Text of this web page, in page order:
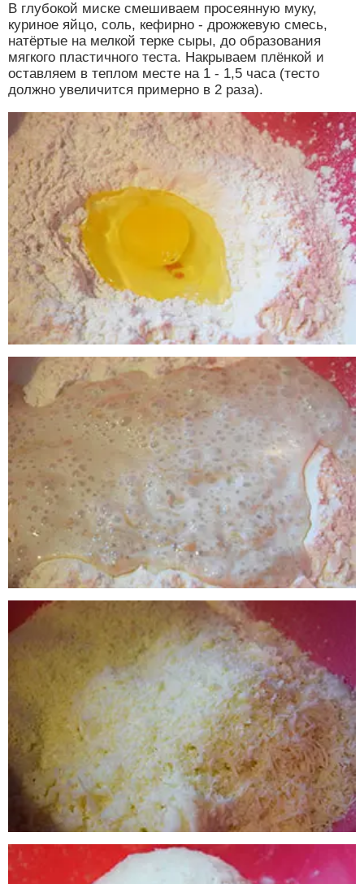
В глубокой миске смешиваем просеянную муку,
куриное яйцо, соль, кефирно - дрожжевую смесь,
натёртые на мелкой терке сыры, до образования
мягкого пластичного теста. Накрываем плёнкой и
оставляем в теплом месте на 1 - 1,5 часа (тесто
должно увеличится примерно в 2 раза).